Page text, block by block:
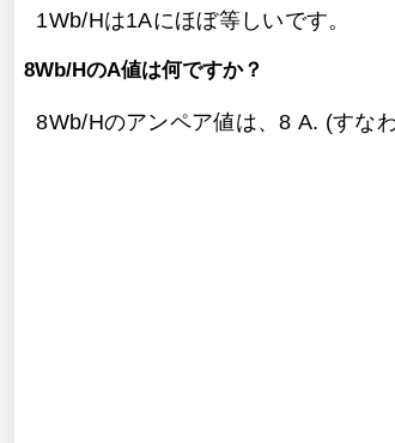
1Wb/Hは1Aにほぼ等しいです。
8Wb/HのA値は何ですか？
8Wb/Hのアンペア値は、8 A. (すな